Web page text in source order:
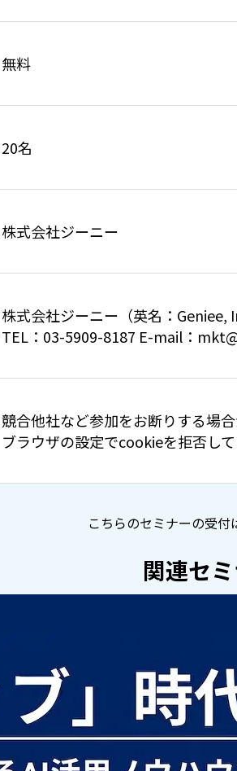
無料
20名
株式会社ジーニー
株式会社ジーニー（英名：Geniee,
TEL：03-5909-8187 E-mail：
競合他社など参加をお断りする場合
ブラウザの設定でcookieを拒否し
こちらのセミナーの受付
関連セ